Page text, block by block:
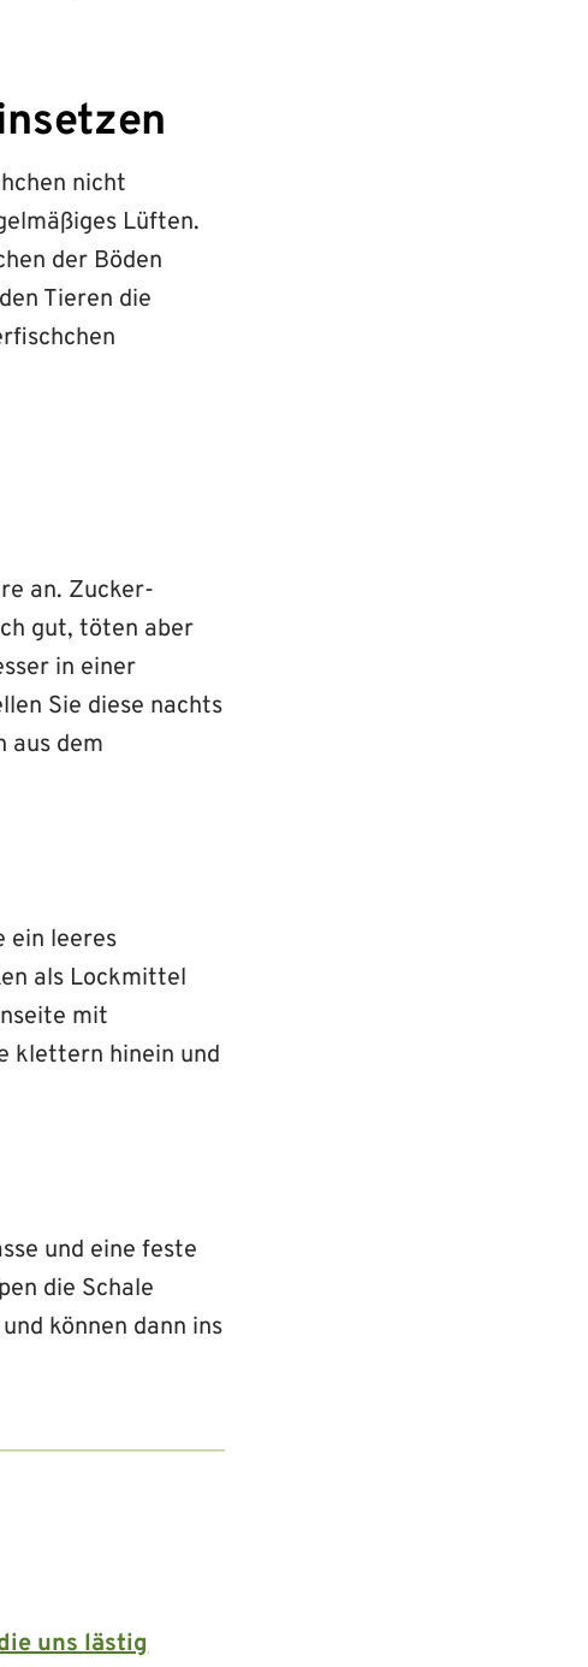
nicht
Lüften.
der Böden
Tieren die
an. Zucker-
gut, töten aber
in einer
Sie diese nachts
aus dem
ein leeres
als Lockmittel
mit
klettern hinein und
und eine feste
die Schale
können dann ins
uns lästig